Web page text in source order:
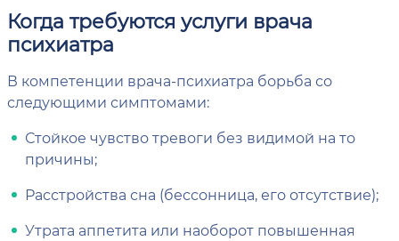
Когда требуются услуги врача
психиатра
В компетенции врача-психиатра борьба со
следующими симптомами:
Стойкое чувство тревоги без видимой на то
причины;
Расстройства сна (бессонница, его отсутствие);
Утрата аппетита или наоборот повышенная